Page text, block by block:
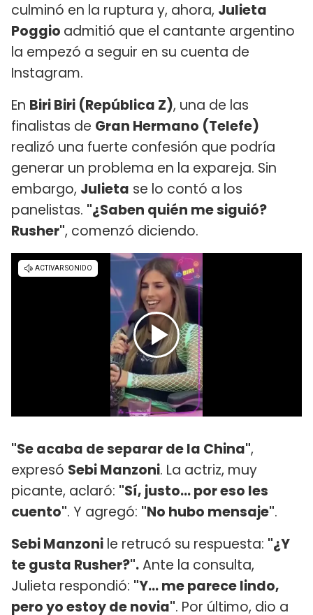
culminó en la ruptura y, ahora, Julieta
Poggio admitió que el cantante argentino
la empezó a seguir en su cuenta de
Instagram.
En Biri Biri (República Z), una de las
finalistas de Gran Hermano (Telefe)
realizó una fuerte confesión que podría
generar un problema en la expareja. Sin
embargo, Julieta se lo contó a los
panelistas. "¿Saben quién me siguió?
Rusher", comenzó diciendo.
"Se acaba de separar de la China",
expresó Sebi Manzoni. La actriz, muy
picante, aclaró: "Sí, justo... por eso les
cuento". Y agregó: "No hubo mensaje".
Sebi Manzoni le retrucó su respuesta: "¿Y
te gusta Rusher?".Ante la consulta,
Julieta respondió: "Y... me parece lindo,
pero yo estoy de novia". Por último, dio a